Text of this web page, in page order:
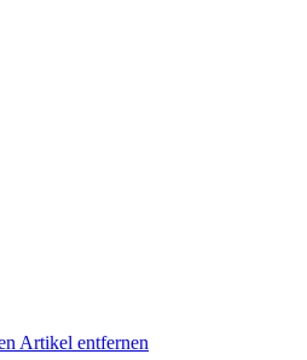
Artikel entfernen